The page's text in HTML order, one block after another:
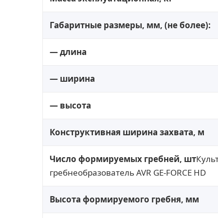
Габаритные размеры, мм, (не более):
— длина
— ширина
— высота
Конструктивная ширина захвата, м
Число формируемых гребней, шт
гребнеобразователь AVR GE-FORCE HD
Высота формируемого гребня, мм